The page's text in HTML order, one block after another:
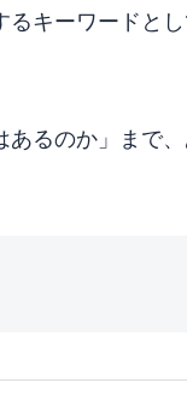
キーワードと
るのか」まで